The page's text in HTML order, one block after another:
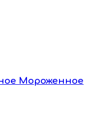
Мороженное